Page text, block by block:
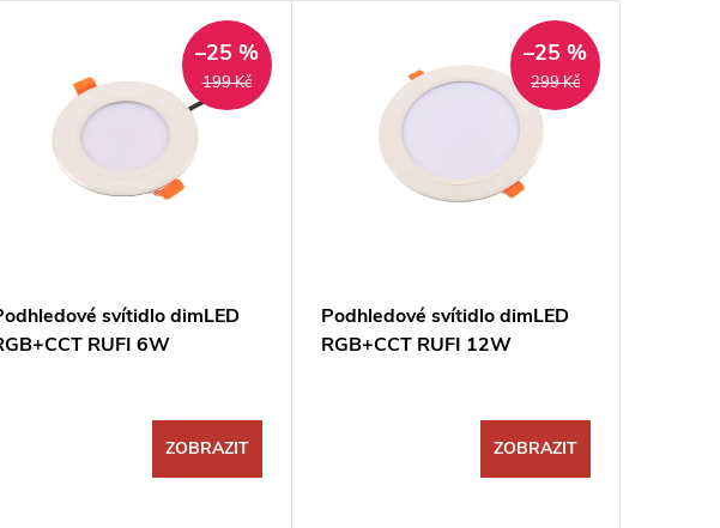
199 Kč
–25 %
svítidlo dimLED
RUFI 6W
ZOBRAZIT
299 Kč
–25 %
Podhledové svítidlo dimLED
RGB+CCT RUFI 12W
ZOBRAZIT